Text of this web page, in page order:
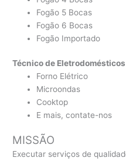
Fogão 5 Bocas
Fogão 6 Bocas
Fogão Importado
Técnico de
Forno Elétrico
Microondas
Cooktop
E mais, contate-nos
MISSÃO
Executar serviços de